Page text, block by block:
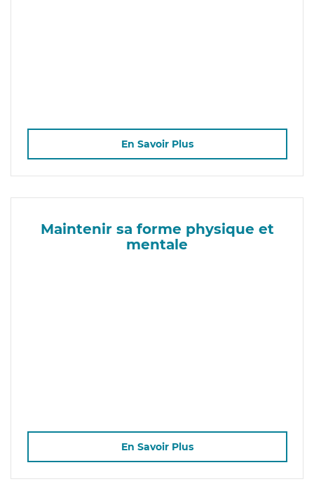
En Savoir Plus
Maintenir sa forme physique et
mentale
En Savoir Plus